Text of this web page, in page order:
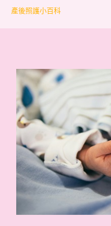
產後照護小百科